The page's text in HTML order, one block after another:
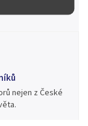
nejen z České